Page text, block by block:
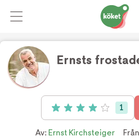
Ernsts
Betyg: 4 av 5 (1 röster)
1
Av: Ernst Kirchsteiger